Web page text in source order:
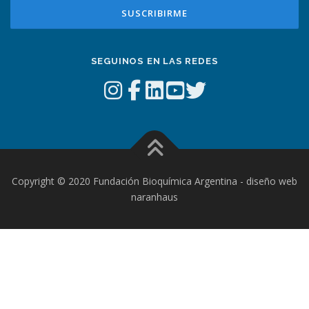
SEGUINOS EN LAS REDES
Copyright © 2020 Fundación Bioquímica Argentina - diseño web
naranhaus